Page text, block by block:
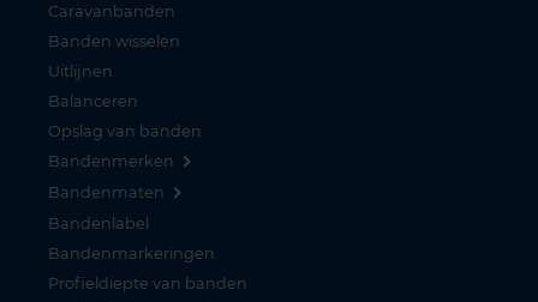
Caravanbanden
Banden wisselen
Uitlijnen
Balanceren
Opslag van banden
Bandenmerken
Bandenmaten
Bandenlabel
Bandenmarkeringen
Profieldiepte van banden